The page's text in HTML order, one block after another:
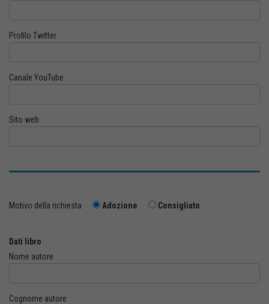
Profilo Twitter
Canale YouTube
Sito web
Motivo della richiesta Adozione Consigliato
Dati libro
Nome autore
Cognome autore